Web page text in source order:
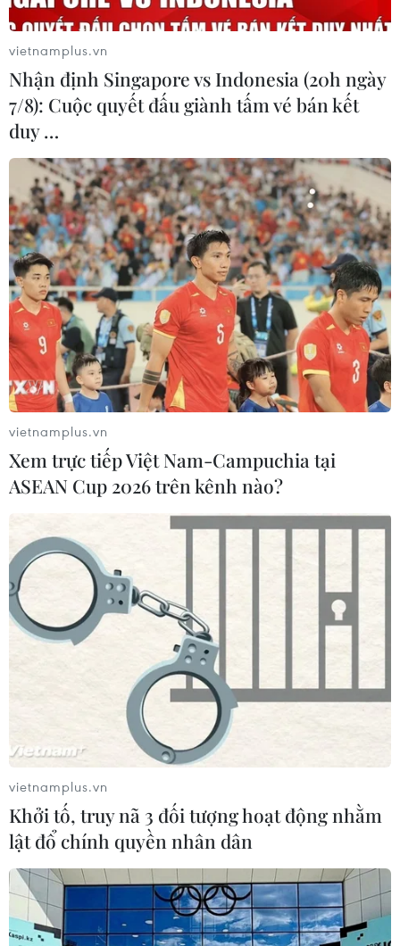
vietnamplus.vn
Nhận định Singapore vs Indonesia (20h ngày
7/8): Cuộc quyết đấu giành tấm vé bán kết
duy …
vietnamplus.vn
Xem trực tiếp Việt Nam-Campuchia tại
ASEAN Cup 2026 trên kênh nào?
vietnamplus.vn
Khởi tố, truy nã 3 đối tượng hoạt động nhằm
lật đổ chính quyền nhân dân